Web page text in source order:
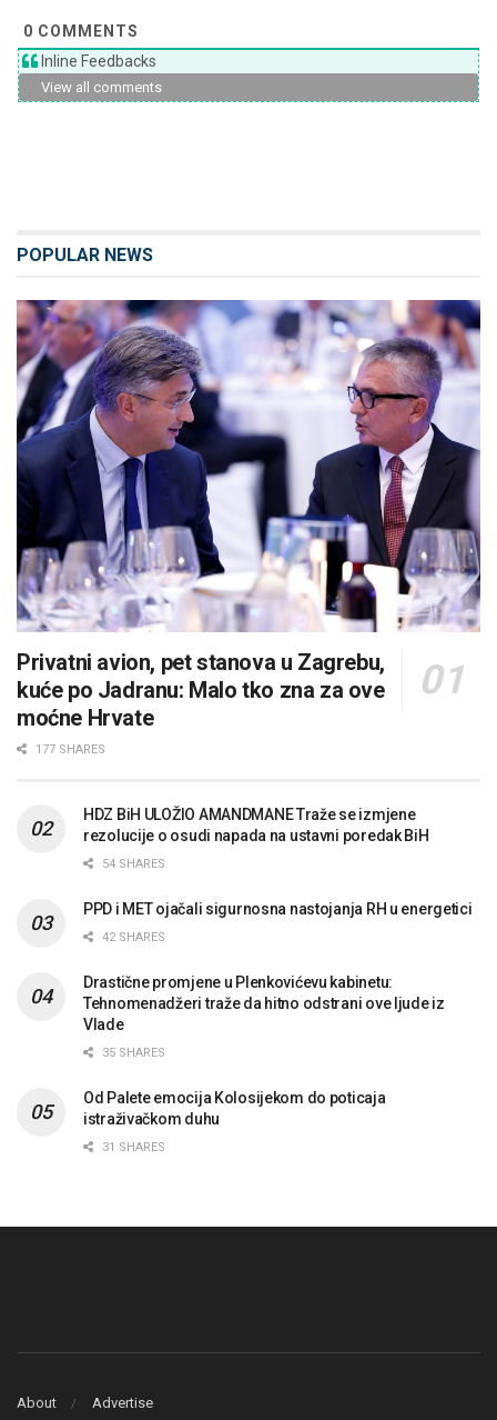
0 COMMENTS
Inline Feedbacks
View all comments
POPULAR NEWS
Privatni avion, pet stanova u Zagrebu,
kuće po Jadranu: Malo tko zna za ove
moćne Hrvate
177 SHARES
HDZ BiH ULOŽIO AMANDMANE Traže se izmjene
rezolucije o osudi napada na ustavni poredak BiH
54 SHARES
PPD i MET ojačali sigurnosna nastojanja RH u energetici
42 SHARES
Drastične promjene u Plenkovićevu kabinetu:
Tehnomenadžeri traže da hitno odstrani ove ljude iz
Vlade
35 SHARES
Od Palete emocija Kolosijekom do poticaja
istraživačkom duhu
31 SHARES
About Advertise